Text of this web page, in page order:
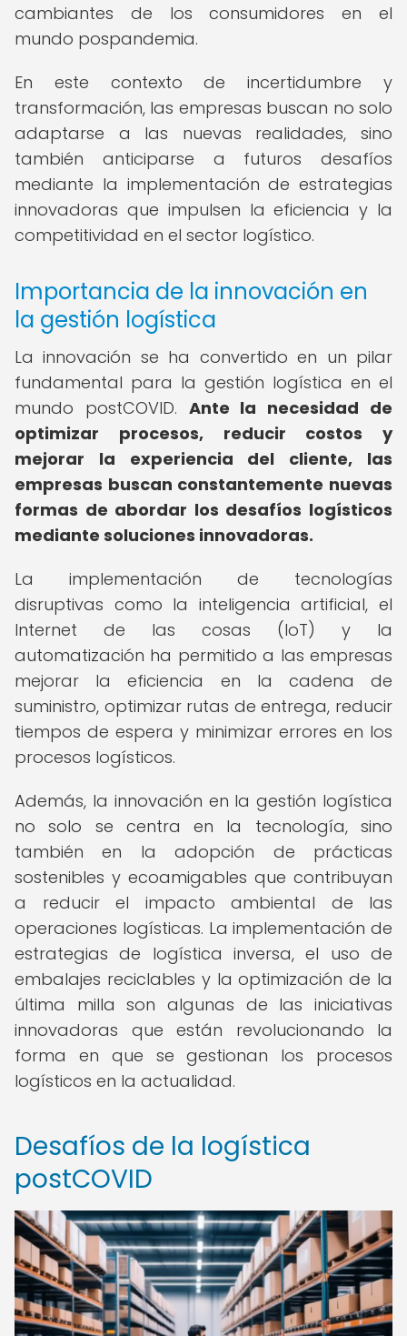
cambiantes de los consumidores en el
mundo pospandemia.
En este contexto de incertidumbre y
transformación, las empresas buscan no solo
adaptarse a las nuevas realidades, sino
también anticiparse a futuros desafíos
mediante la implementación de estrategias
innovadoras que impulsen la eficiencia y la
competitividad en el sector logístico.
Importancia de la innovación en
la gestión logística
La innovación se ha convertido en un pilar
fundamental para la gestión logística en el
mundo postCOVID. Ante la necesidad de
optimizar procesos, reducir costos y
mejorar la experiencia del cliente, las
empresas buscan constantemente nuevas
formas de abordar los desafíos logísticos
mediante soluciones innovadoras.
La implementación de tecnologías
disruptivas como la inteligencia artificial, el
Internet de las cosas (IoT) y la
automatización ha permitido a las empresas
mejorar la eficiencia en la cadena de
suministro, optimizar rutas de entrega, reducir
tiempos de espera y minimizar errores en los
procesos logísticos.
Además, la innovación en la gestión logística
no solo se centra en la tecnología, sino
también en la adopción de prácticas
sostenibles y ecoamigables que contribuyan
a reducir el impacto ambiental de las
operaciones logísticas. La implementación de
estrategias de logística inversa, el uso de
embalajes reciclables y la optimización de la
última milla son algunas de las iniciativas
innovadoras que están revolucionando la
forma en que se gestionan los procesos
logísticos en la actualidad.
Desafíos de la logística
postCOVID